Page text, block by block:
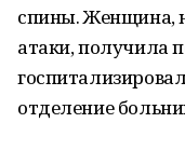
спины. Женщина,
атаки, получила
отделение